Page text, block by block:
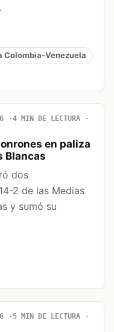
Colombia-Venezuela
4 MIN DE LECTURA
en paliza
Blancas
dos
2 de las Medias
y sumó su
5 MIN DE LECTURA